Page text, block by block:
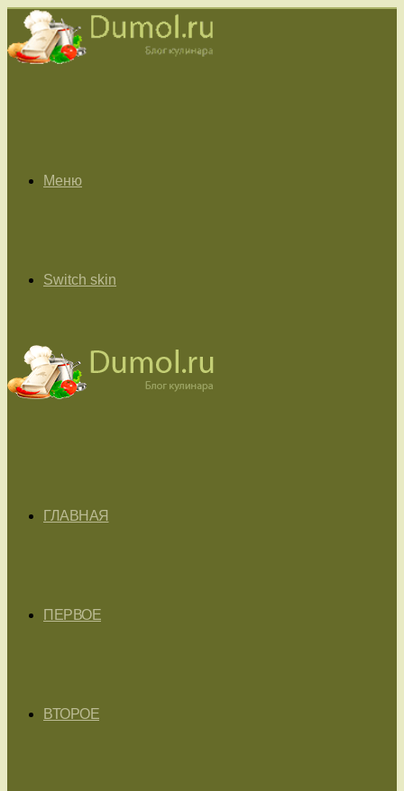
Меню
Switch skin
ГЛАВНАЯ
ПЕРВОЕ
ВТОРОЕ